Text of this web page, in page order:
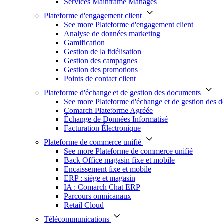
Services Mainframe Managés
Plateforme d'engagement client
See more Plateforme d'engagement client
Analyse de données marketing
Gamification
Gestion de la fidélisation
Gestion des campagnes
Gestion des promotions
Points de contact client
Plateforme d'échange et de gestion des documents
See more Plateforme d'échange et de gestion des
Comarch Plateforme Agréée
Échange de Données Informatisé
Facturation Électronique
Plateforme de commerce unifié
See more Plateforme de commerce unifié
Back Office magasin fixe et mobile
Encaissement fixe et mobile
ERP : siège et magasin
IA : Comarch Chat ERP
Parcours omnicanaux
Retail Cloud
Télécommunications